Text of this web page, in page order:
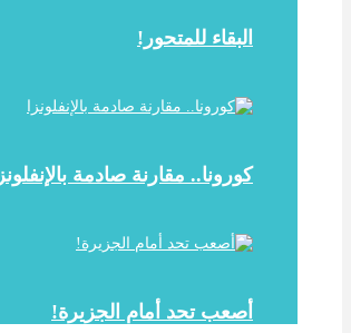
البقاء للمتحور!
كورونا.. مقارنة صادمة بالإنفلونزا
أصعب تحد أمام الجزيرة!